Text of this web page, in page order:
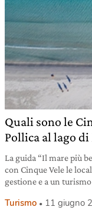
Quali sono le
Pollica al lago
La guida “Il mare più
con Cinque Vele le
gestione e a un
Turismo 11 giugno